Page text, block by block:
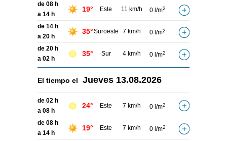
de 08 h
a 14 h
19° Este 11 km/h 0 l/m2
de 14 h
a 20 h
35°Suroeste 7 km/h 0 l/m2
de 20 h
a 02 h
35° Sur 4 km/h 0 l/m2
El tiempo el Jueves 13.08.2026
de 02 h
a 08 h
24° Este 7 km/h 0 l/m2
de 08 h
a 14 h
19° Este 7 km/h 0 l/m2